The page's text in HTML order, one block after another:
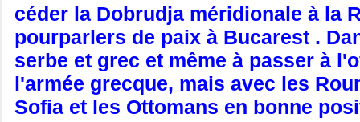
céder la Dobrudja méridionale à la
pourparlers de paix à Bucarest .
serbe et grec et même à passer à
l'armée grecque, mais avec les
Sofia et les Ottomans en bonne